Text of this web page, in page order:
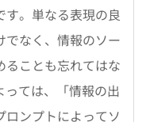
す。単なる表現の良
でなく、情報のソー
ることも忘れてはな
っては、「情報の出
ンプトによってソ